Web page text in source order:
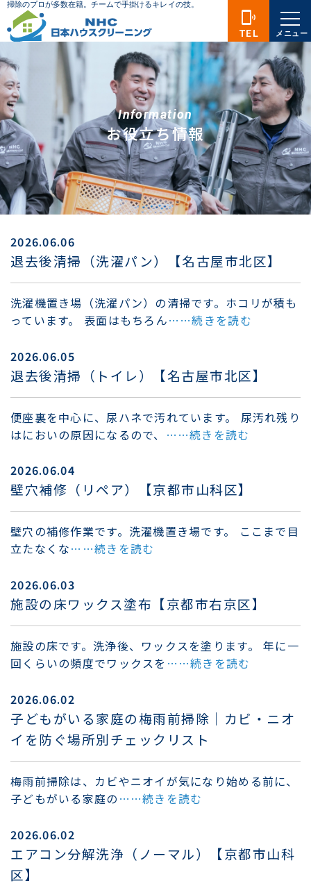
Information
お役立ち情報
2026.06.06
退去後清掃（洗濯パン）【名古屋市北区】
洗濯機置き場（洗濯パン）の清掃です。ホコリが積も
っています。 表面はもちろん……続きを読む
2026.06.05
退去後清掃（トイレ）【名古屋市北区】
便座裏を中心に、尿ハネで汚れています。 尿汚れ残り
はにおいの原因になるので、 ……続きを読む
2026.06.04
壁穴補修（リペア）【京都市山科区】
壁穴の補修作業です。洗濯機置き場です。 ここまで目
立たなくな……続きを読む
2026.06.03
施設の床ワックス塗布【京都市右京区】
施設の床です。洗浄後、ワックスを塗ります。 年に一
回くらいの頻度でワックスを ……続きを読む
2026.06.02
子どもがいる家庭の梅雨前掃除｜カビ・ニオ
イを防ぐ場所別チェックリスト
梅雨前掃除は、カビやニオイが気になり始める前に、
子どもがいる家庭の ……続きを読む
2026.06.02
エアコン分解洗浄（ノーマル）【京都市山科
区】
phonelink_ring
TEL メニュー